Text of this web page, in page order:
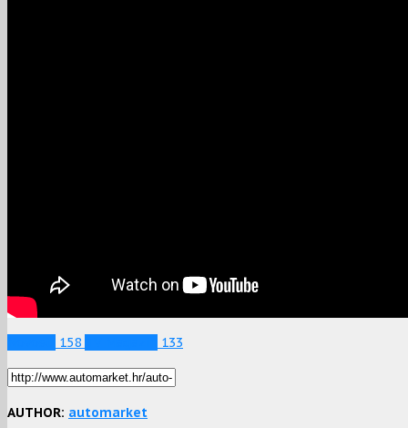
158 133
AUTHOR: automarket